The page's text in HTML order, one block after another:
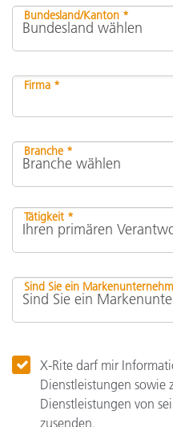
Bundesland/Kanton *
Firma *
Branche *
Tätigkeit *
Sind Sie ein
X-Rite darf mir
Dienstleistungen sowie
Dienstleistungen von
zusenden.